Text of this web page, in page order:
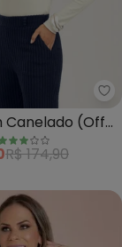
Feminino
(Off
R$ 174,90